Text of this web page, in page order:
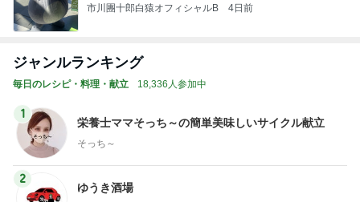
市川團十郎白猿オフィシャルB 4日前
ジャンルランキング
毎日のレシピ・料理・献立 18,336人参加中
1
栄養士ママそっち～の簡単美味しいサイクル献立
そっち～
2
ゆうき酒場